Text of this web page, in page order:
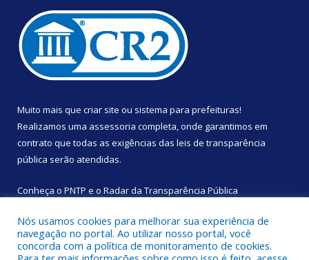
Muito mais que criar site ou sistema para prefeituras!
Realizamos uma assessoria completa, onde garantimos em
contrato que todas as exigências das leis de transparência
pública serão atendidas.
Conheça o PNTP e o Radar da Transparência Pública
Nós usamos cookies para melhorar sua experiência de
navegação no portal. Ao utilizar nosso portal, você
concorda com a política de monitoramento de cookies.